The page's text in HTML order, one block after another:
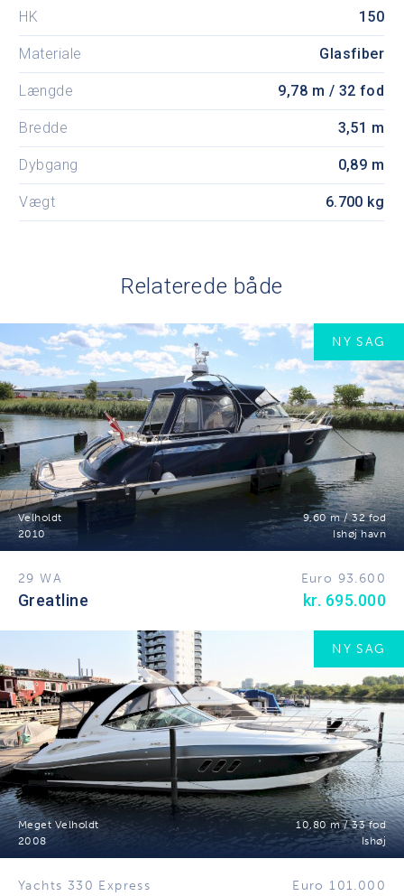
HK 150
Materiale Glasfiber
Længde 9,78 m / 32 fod
Bredde 3,51 m
Dybgang 0,89 m
Vægt 6.700 kg
Relaterede både
NY SAG
Velholdt
9,60 m / 32 fod
2010
Ishøj havn
29 WA Euro 93.600
Greatline kr. 695.000
NY SAG
Meget Velholdt
10,80 m / 33 fod
2008
Ishøj
Yachts 330 Express Euro 101.000